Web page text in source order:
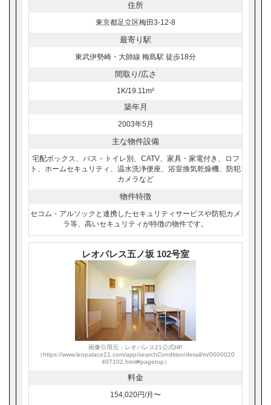
住所
東京都足立区梅田3-12-8
最寄り駅
東武伊勢崎・大師線 梅島駅 徒歩18分
間取り/広さ
1K/19.11m²
築年月
2003年5月
主な物件設備
宅配ボックス、バス・トイレ別、CATV、家具・家電付き、ロフ
ト、ホームセキュリティ、温水洗浄便座、浴室換気乾燥機、防犯
カメラなど
物件特徴
セコム・アルソックと連携したセキュリティサービスや防犯カメ
ラ等、高いセキュリティが特徴の物件です。
レオパレス五ノ坂 102号室
画像引用元：レオパレス21公式HP
（https://www.leopalace21.com/app/searchCondition/detail/m/0000020
407102.html#pagetop）
料金
154,020円/月〜